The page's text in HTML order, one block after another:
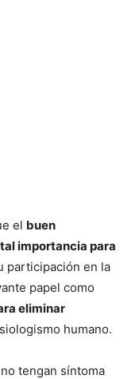
el buen
importancia para
participación en la
papel como
eliminar
humano.
tengan síntoma